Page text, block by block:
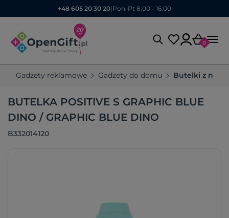
+48 605 20 30 20| Pon-Pt 8:00 - 16:00
0
Gadżety reklamowe Gadżety do domu Butelki z
BUTELKA POSITIVE S GRAPHIC BLUE
DINO / GRAPHIC BLUE DINO
B332014120